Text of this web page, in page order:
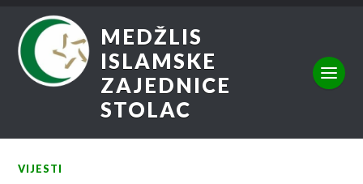
MEDŽLIS
ISLAMSKE
ZAJEDNICE
STOLAC
VIJESTI